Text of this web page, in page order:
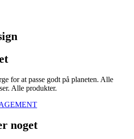
for at passe godt på planeten. Alle
Alle produkter.
noget